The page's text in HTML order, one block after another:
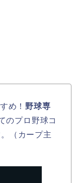
め！ 野球専
のプロ野球コ
（カープ主